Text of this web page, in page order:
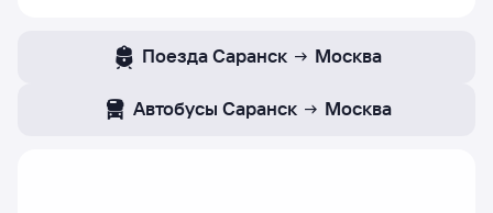
ПоездаСаранск Москва
Автобусы Саранск Москва